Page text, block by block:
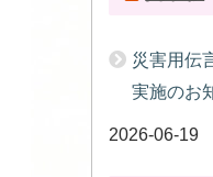
災害用伝
実施のお
2026-06-19